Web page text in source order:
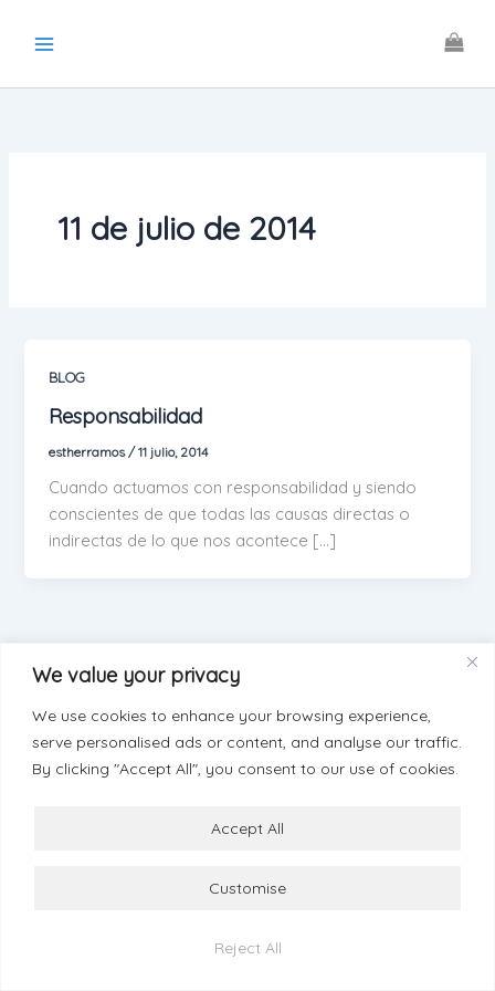
We value your privacy
We use cookies to enhance your browsing experience,
serve personalised ads or content, and analyse our traffic.
By clicking "Accept All", you consent to our use of cookies.
Customise
Reject All
Accept All
11 de julio de 2014
BLOG
Responsabilidad
estherramos/11 julio, 2014
Cuando actuamos con responsabilidad y siendo
conscientes de que todas las causas directas o
indirectas de lo que nos acontece […]
info@estherramos.com